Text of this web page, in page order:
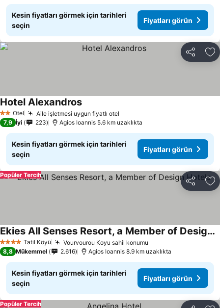
Kesin fiyatları görmek için tarihleri
seçin
Fiyatları görün
Paylaş
2 Yıldız
Otel Aile işletmesi uygun fiyatlı otel
Hotel AlexandrosFiyatları görün
7,9 İyi 223 Agios Ioannis 5.6 km uzaklıkta
Kesin fiyatları görmek için tarihleri
seçin
Fiyatları görün
Paylaş
Popüler Tercih
4 Yıldız Tatil Köyü Vourvourou Koyu sahil konumu
Ekies All Senses Resort, a Member of Design Hotels
Fiyatları görün
8,8 Mükemmel 2.616 Agios Ioannis 8.9 km uzaklıkta
Kesin fiyatları görmek için tarihleri
seçin
Fiyatları görün
Popüler Tercih